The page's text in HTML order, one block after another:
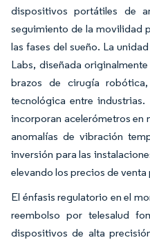
dispositivos portátiles de
seguimiento de la movilidad
las fases del sueño. La
Labs, diseñada
brazos de cirugía
tecnológica entre industrias.
incorporan acelerómetros en
anomalías de vibración
inversión para las
elevando los precios de
El énfasis regulatorio en el
reembolso por telesalud
dispositivos de alta